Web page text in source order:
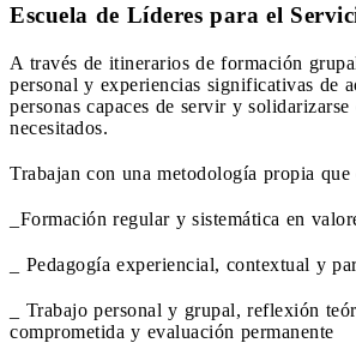
Escuela de Líderes para el
A través de itinerarios de formación
personal y experiencias significativas de
personas capaces de servir y
necesitados.
Trabajan con una metodología propia que
_Formación regular y sistemática en
_ Pedagogía experiencial, contextual y
_ Trabajo personal y grupal, reflexión
comprometida y evaluación permanente